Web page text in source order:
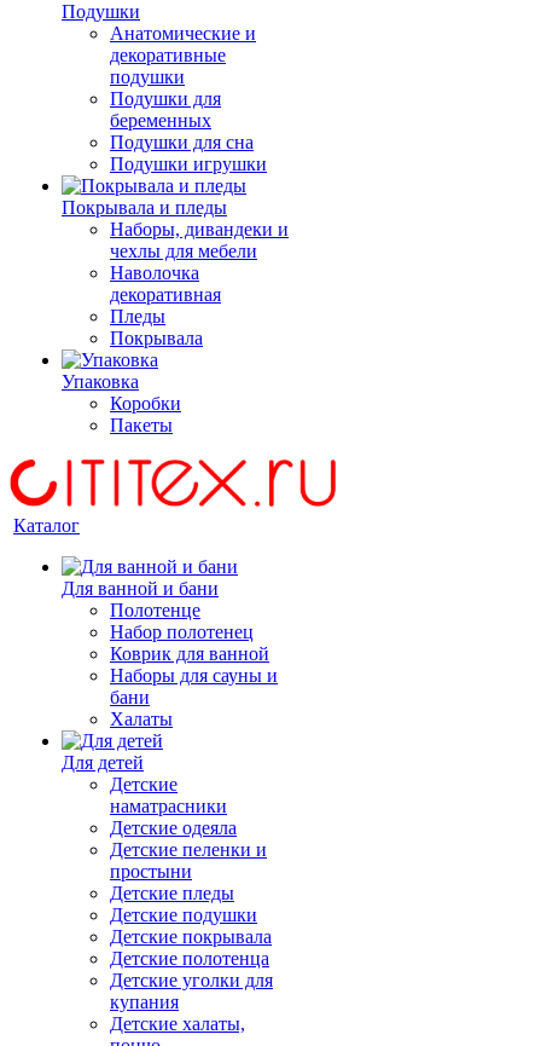
Подушки
Анатомические и
декоративные
подушки
Подушки для
беременных
Подушки для сна
Подушки игрушки
Покрывала и пледы
Наборы, дивандеки и
чехлы для мебели
Наволочка
декоративная
Пледы
Покрывала
Упаковка
Коробки
Пакеты
Каталог
Для ванной и бани
Полотенце
Набор полотенец
Коврик для ванной
Наборы для сауны и
бани
Халаты
Для детей
Детские
наматрасники
Детские одеяла
Детские пеленки и
простыни
Детские пледы
Детские подушки
Детские покрывала
Детские полотенца
Детские уголки для
купания
Детские халаты,